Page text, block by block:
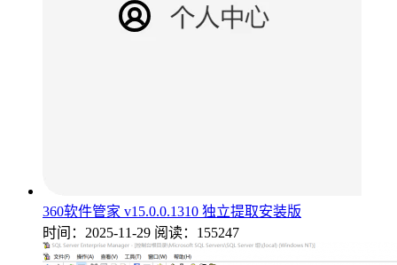
360软件管家 v15.0.0.1310 独立提取安装版
时间：2025-11-29 阅读：155247